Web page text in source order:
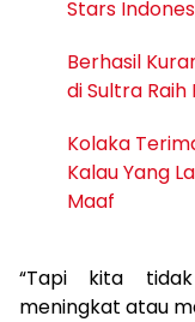
Stars
Berhasil
di Sultra
Kolaka
Kalau Yang
Maaf
“Tapi kita
meningkat atau